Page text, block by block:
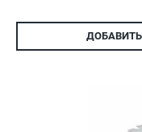
ДОБАВИТЬ